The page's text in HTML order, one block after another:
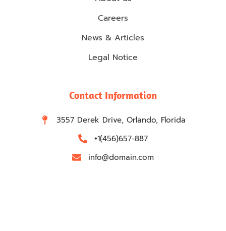
Careers
News & Articles
Legal Notice
Contact Information
3557 Derek Drive, Orlando, Florida
+1(456)657-887
info@domain.com